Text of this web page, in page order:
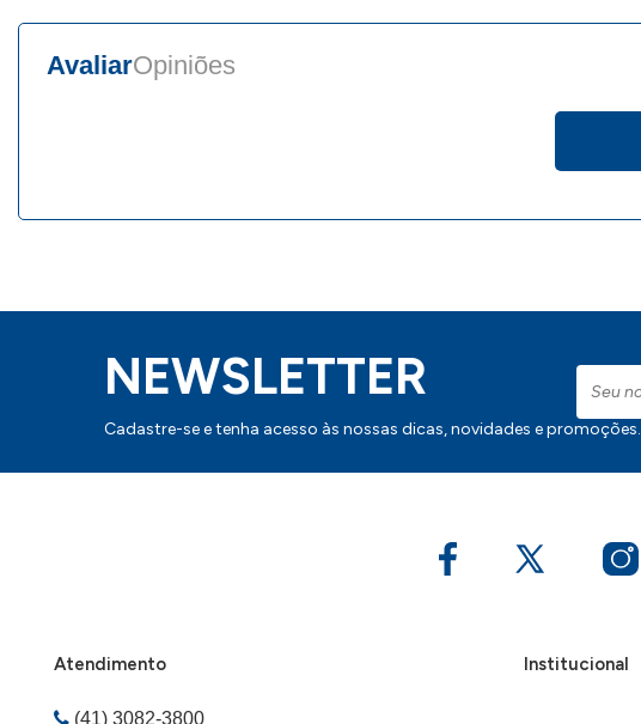
AvaliarOpiniões
NEWSLETTER
Cadastre-se e tenha acesso às nossas dicas, novidades e promoções.
Atendimento
(41) 3082-3800
Institucional